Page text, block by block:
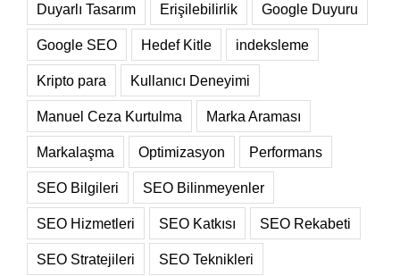
Duyarlı Tasarım Erişilebilirlik Google Duyuru
Google SEO Hedef Kitle indeksleme
Kripto para Kullanıcı Deneyimi
Manuel Ceza Kurtulma Marka Araması
Markalaşma Optimizasyon Performans
SEO Bilgileri SEO Bilinmeyenler
SEO Hizmetleri SEO Katkısı SEO Rekabeti
SEO Stratejileri SEO Teknikleri